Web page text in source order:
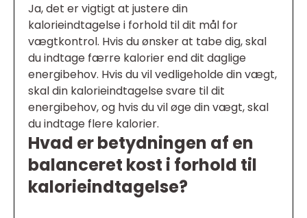
Ja, det er vigtigt at justere din
kalorieindtagelse i forhold til dit mål for
vægtkontrol. Hvis du ønsker at tabe dig, skal
du indtage færre kalorier end dit daglige
energibehov. Hvis du vil vedligeholde din vægt,
skal din kalorieindtagelse svare til dit
energibehov, og hvis du vil øge din vægt, skal
du indtage flere kalorier.
Hvad er betydningen af en
balanceret kost i forhold til
kalorieindtagelse?